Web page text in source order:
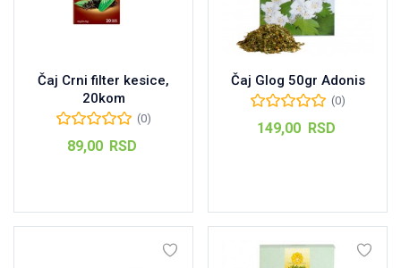
Čaj Crni filter kesice,
20kom
(0)
89,00 RSD
Čaj Glog 50gr Adonis
(0)
149,00 RSD